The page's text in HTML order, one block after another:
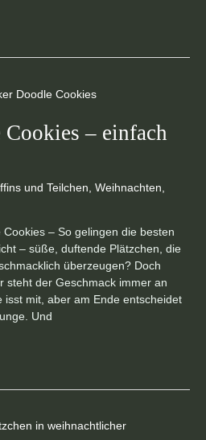
– einfach
und Teilchen Weihnachten
– So gelingen die besten
– süße, duftende Plätzchen, die
überzeugen? Doch
steht der Geschmack immer an
isst mit, aber am Ende entscheidet
Und